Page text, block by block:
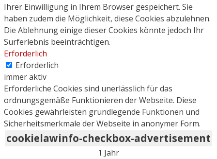
Ihrer Einwilligung in Ihrem Browser gespeichert. Sie
haben zudem die Möglichkeit, diese Cookies abzulehnen.
Die Ablehnung einige dieser Cookies könnte jedoch Ihr
Surferlebnis beeinträchtigen.
Erforderlich
Erforderlich
immer aktiv
Erforderliche Cookies sind unerlässlich für das
ordnungsgemäße Funktionieren der Webseite. Diese
Cookies gewährleisten grundlegende Funktionen und
Sicherheitsmerkmale der Webseite in anonymer Form.
cookielawinfo-checkbox-advertisement
1 Jahr